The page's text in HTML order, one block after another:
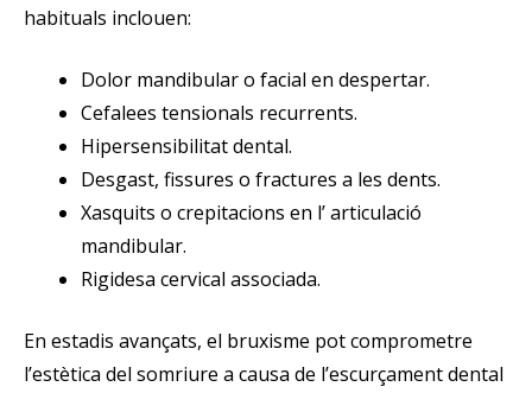
habituals inclouen:
Dolor mandibular o facial en despertar.
Cefalees tensionals recurrents.
Hipersensibilitat dental.
Desgast, fissures o fractures a les dents.
Xasquits o crepitacions en l’ articulació
mandibular.
Rigidesa cervical associada.
En estadis avançats, el bruxisme pot comprometre
l’estètica del somriure a causa de l’escurçament dental